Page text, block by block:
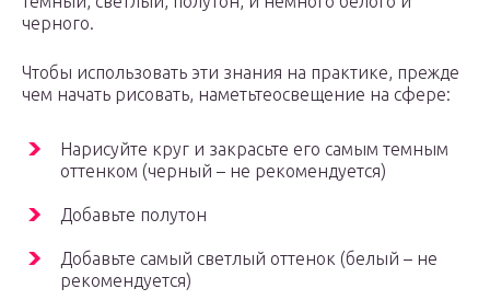
черного.
Чтобы использовать эти знания на практике, прежде
чем начать рисовать, наметьтеосвещение на сфере:
Нарисуйте круг и закрасьте его самым темным
оттенком (черный – не рекомендуется)
Добавьте полутон
Добавьте самый светлый оттенок (белый – не
рекомендуется)